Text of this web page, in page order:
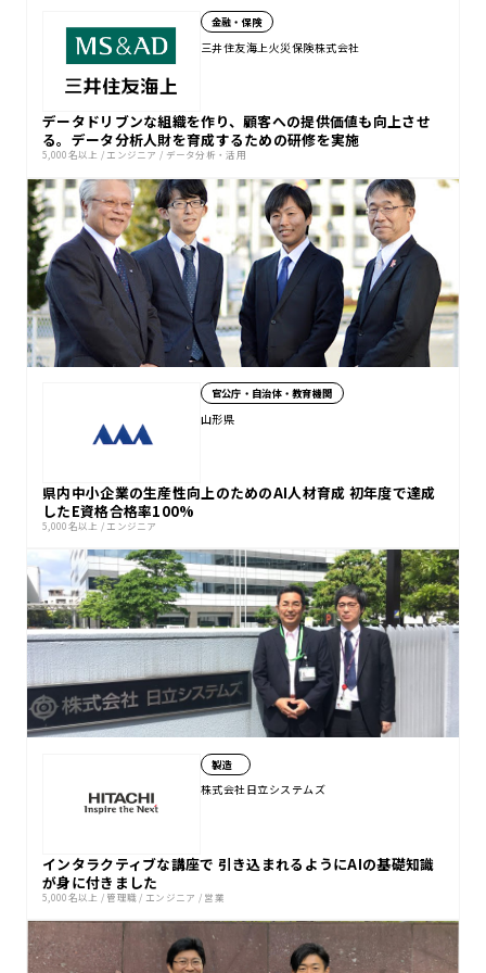
金融・保険
三井住友海上火災保険株式会社
データドリブンな組織を作り、顧客への提供価値も向上させ
る。データ分析人財を育成するための研修を実施
5,000名以上 / エンジニア / データ分析・活用
官公庁・自治体・教育機関
山形県
県内中小企業の生産性向上のためのAI人材育成 初年度で達成
したE資格合格率100%
5,000名以上 / エンジニア
製造
株式会社日立システムズ
インタラクティブな講座で 引き込まれるようにAIの基礎知識
が身に付きました
5,000名以上 / 管理職 / エンジニア / 営業